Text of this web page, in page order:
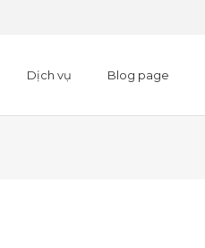
Dịch vụ Blog page